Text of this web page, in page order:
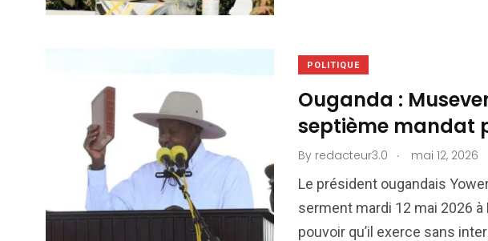
POLITIQUE
Ouganda :
septième mandat
By redacteur3.0 . mai 12, 2026
Le président ougandais
serment mardi 12 mai 2026
pouvoir qu’il exerce sans
Politique
240